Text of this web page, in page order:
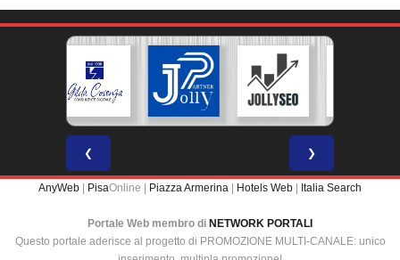
❮ ❯
AnyWeb PisaOnline | Piazza Armerina Hotels Web Italia Search
Portale Web membro di NETWORK PORTALI
Questo portale aderisce al progetto di PROMOZIONE MULTI-CANALE: unico